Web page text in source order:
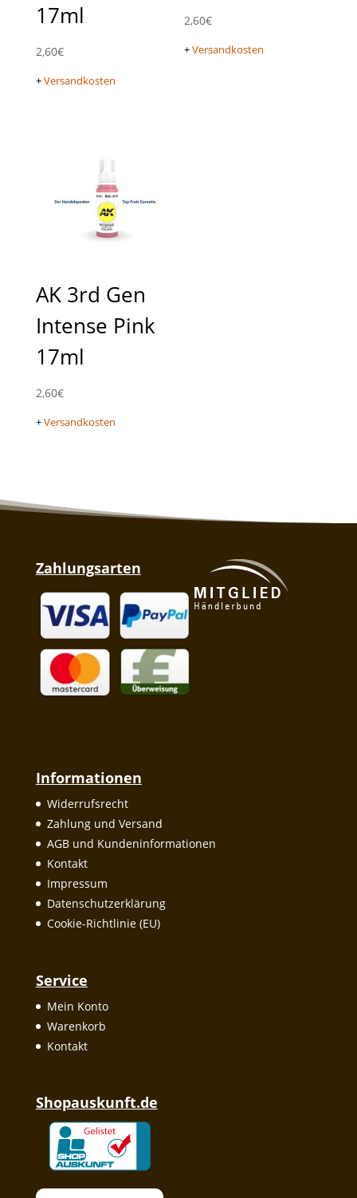
17ml
2,60€
+Versandkosten
2,60€
+Versandkosten
AK 3rd Gen
Intense Pink
17ml
2,60€
+Versandkosten
Zahlungsarten
Informationen
Widerrufsrecht
Zahlung und Versand
AGB und Kundeninformationen
Kontakt
Impressum
Datenschutzerklärung
Cookie-Richtlinie (EU)
Service
Mein Konto
Warenkorb
Kontakt
Shopauskunft.de